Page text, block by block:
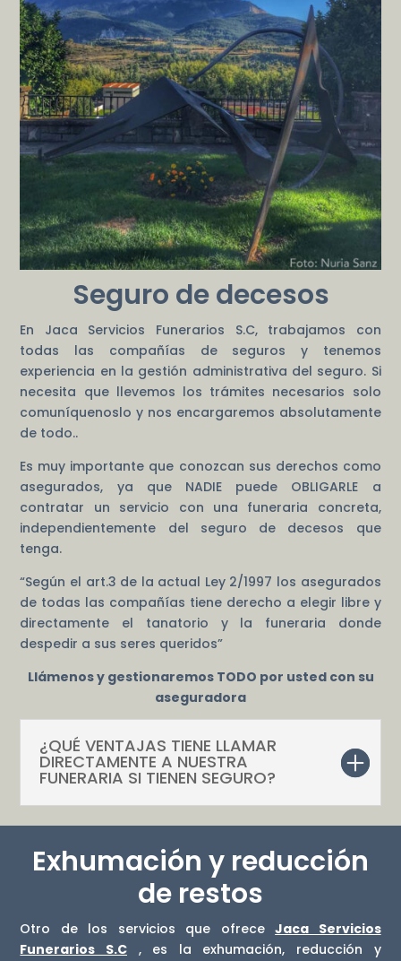
Seguro de decesos
En Jaca Servicios Funerarios S.C, trabajamos con
todas las compañías de seguros y tenemos
experiencia en la gestión administrativa del seguro. Si
necesita que llevemos los trámites necesarios solo
comuníquenoslo y nos encargaremos absolutamente
de todo..
Es muy importante que conozcan sus derechos como
asegurados, ya que NADIE puede OBLIGARLE a
contratar un servicio con una funeraria concreta,
independientemente del seguro de decesos que
tenga.
“Según el art.3 de la actual Ley 2/1997 los asegurados
de todas las compañías tiene derecho a elegir libre y
directamente el tanatorio y la funeraria donde
despedir a sus seres queridos”
Llámenos y gestionaremos TODO por usted con su
aseguradora
¿QUÉ VENTAJAS TIENE LLAMAR
DIRECTAMENTE A NUESTRA
FUNERARIA SI TIENEN SEGURO?
Exhumación y reducción
de restos
Otro de los servicios que ofreceJaca Servicios
Funerarios S.C , es la exhumación, reducción y